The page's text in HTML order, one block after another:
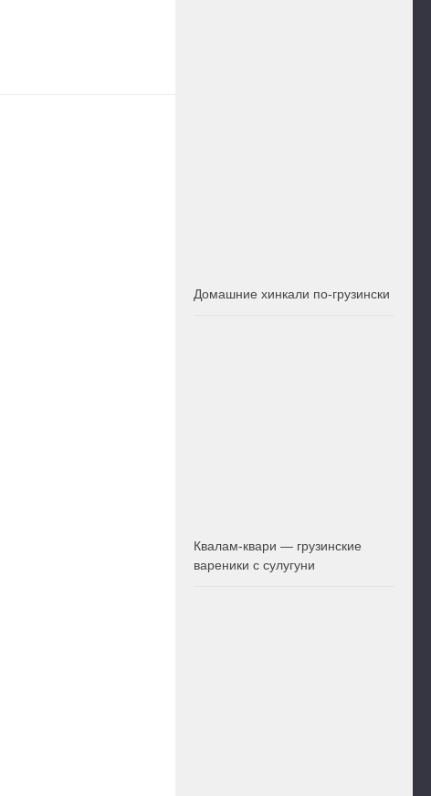
Домашние хинкали по-грузински
Квалам-квари — грузинские
вареники с сулугуни